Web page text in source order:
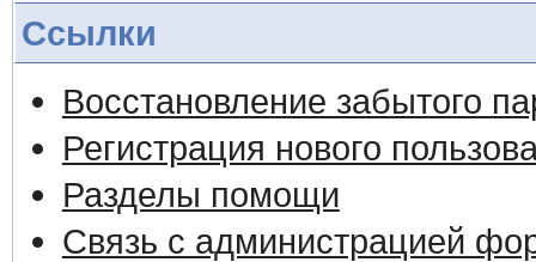
Ссылки
Восстановление забытого
Регистрация нового
Разделы помощи
Связь с администрацией